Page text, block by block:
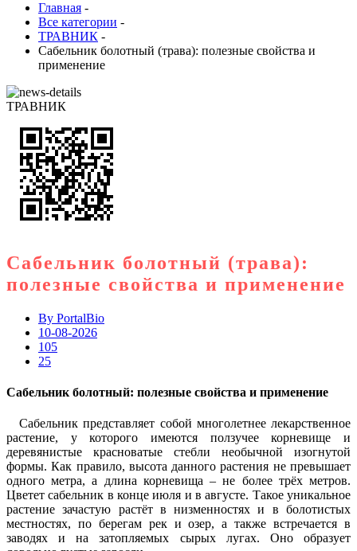
Главная -
Все категории -
ТРАВНИК -
Сабельник болотный (трава): полезные свойства и
применение
ТРАВНИК
Сабельник болотный (трава):
полезные свойства и применение
By PortalBio
10-08-2026
105
25
Сабельник болотный: полезные свойства и применение
Сабельник представляет собой многолетнее лекарственное
растение, у которого имеются ползучее корневище и
деревянистые красноватые стебли необычной изогнутой
формы. Как правило, высота данного растения не превышает
одного метра, а длина корневища – не более трёх метров.
Цветет сабельник в конце июля и в августе. Такое уникальное
растение зачастую растёт в низменностях и в болотистых
местностях, по берегам рек и озер, а также встречается в
заводях и на затопляемых сырых лугах. Оно образует